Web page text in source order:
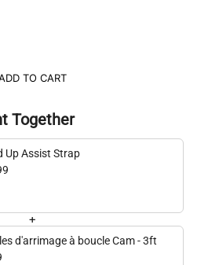
TO CART
Together
Up Assist Strap
+
d'arrimage à boucle Cam - 3ft